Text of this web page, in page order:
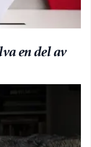
en del av